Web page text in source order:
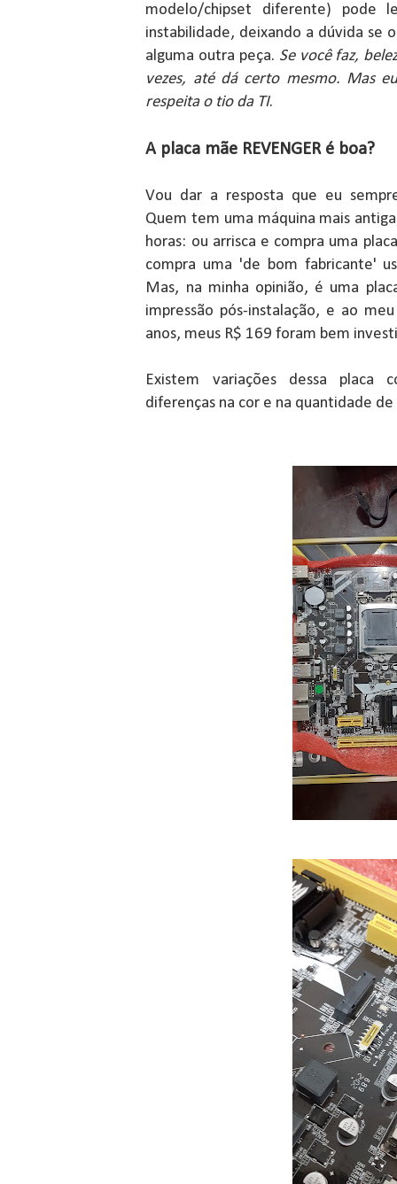
modelo/chipset diferente) pode
instabilidade, deixando a dúvida se
alguma outra peça. Se você faz,
vezes, até dá certo mesmo. Mas
respeita o tio da TI.
A placa mãe REVENGER é boa?
Vou dar a resposta que eu
Quem tem uma máquina mais
horas: ou arrisca e compra uma
compra uma 'de bom fabricante'
Mas, na minha opinião, é uma
impressão pós-instalação, e ao
anos, meus R$ 169 foram bem
Existem variações dessa placa
diferenças na cor e na quantidade